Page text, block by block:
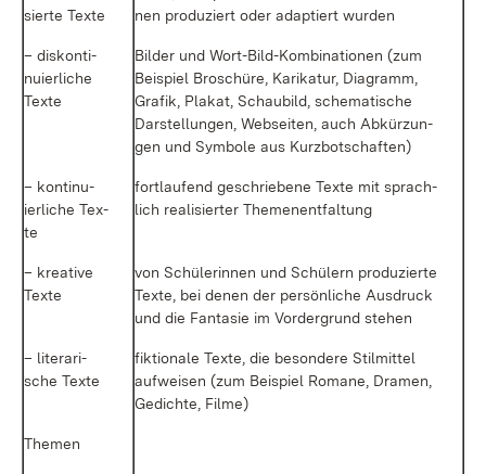
sier­te Tex­te
nen pro­du­ziert oder ad­ap­tiert wur­den
– dis­kon­ti­
nu­ier­li­che
Tex­te
Bil­der und Wort-Bil­d-Kom­bi­na­tio­nen (zum
Bei­spiel Bro­schü­re, Ka­ri­ka­tur, Dia­gramm,
Gra­fik, Pla­kat, Schau­bild, sche­ma­ti­sche
Dar­stel­lun­gen, Web­sei­ten, auch Ab­kür­zun­
gen und Sym­bo­le aus Kurz­bot­schaf­ten)
– kon­ti­nu­
ier­li­che Tex­
te
fort­lau­fend ge­schrie­be­ne Tex­te mit sprach­
lich rea­li­sier­ter The­men­ent­fal­tung
– krea­ti­ve
Tex­te
von Schü­le­rin­nen und Schü­lern pro­du­zier­te
Tex­te, bei de­nen der per­sön­li­che Aus­druck
und die Fan­ta­sie im Vor­der­grund ste­hen
– li­te­ra­ri­
sche Tex­te
fik­tio­na­le Tex­te, die be­son­de­re Stil­mit­tel
auf­wei­sen (zum Bei­spiel Ro­ma­ne, Dra­men,
Ge­dich­te, Fil­me)
The­men